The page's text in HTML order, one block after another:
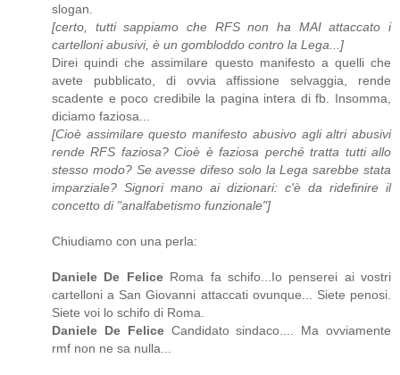
slogan.
[certo, tutti sappiamo che RFS non ha MAI attaccato i
cartelloni abusivi, è un gombloddo contro la Lega...]
Direi quindi che assimilare questo manifesto a quelli che
avete pubblicato, di ovvia affissione selvaggia, rende
scadente e poco credibile la pagina intera di fb. Insomma,
diciamo faziosa...
[Cioè assimilare questo manifesto abusivo agli altri abusivi
rende RFS faziosa? Cioè è faziosa perché tratta tutti allo
stesso modo? Se avesse difeso solo la Lega sarebbe stata
imparziale? Signori mano ai dizionari: c'è da ridefinire il
concetto di "analfabetismo funzionale"]
Chiudiamo con una perla:
Daniele De FeliceRoma fa schifo...Io penserei ai vostri
cartelloni a San Giovanni attaccati ovunque... Siete penosi.
Siete voi lo schifo di Roma.
Daniele De FeliceCandidato sindaco.... Ma ovviamente
rmf non ne sa nulla...